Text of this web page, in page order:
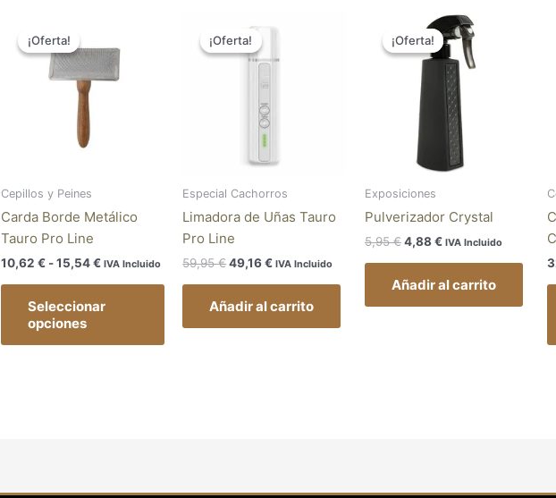
¡Oferta!
¡Oferta!
Cepillos y Peines
Carda Borde Metálico
Tauro Pro Line
10,62 € - 15,54€
precios:
desde
10,62 €
IVA Incluido
Seleccionar
opciones
producto
pueden
elegir
¡Oferta!
¡Oferta!
Especial Cachorros
Limadora de Uñas Tauro
Pro Line
59,95€
precio
original
era:
49,16€
es:
IVA Incluido
Añadir al carrito
¡Oferta!
¡Oferta!
Exposiciones
Pulverizador Crystal
5,95€
precio
original
era:
5,95 €.
4,88€
El
precio
actual
es:
4,88 €.
IVA Incluido
Añadir al carrito